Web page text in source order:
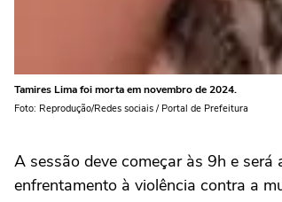
Tamires Lima foi morta em novembro de 2024.
Foto: Reprodução/Redes sociais / Portal de Prefeitura
A sessão deve começar às 9h e
enfrentamento à violência contra a